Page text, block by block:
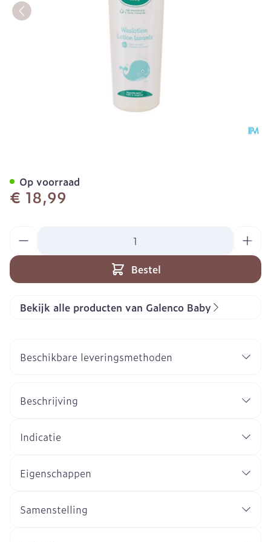
€ 18,99
Bestel
Op voorraad
Bekijk alle producten van Galenco Baby
Beschikbare leveringsmethoden
Beschrijving
Indicatie
Eigenschappen
Samenstelling